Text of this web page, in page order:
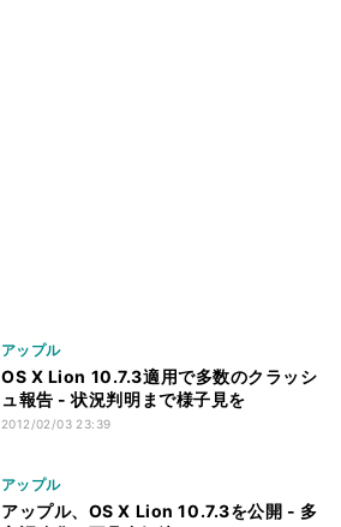
アップル
OS X Lion 10.7.3適用で多数のクラッシ
ュ報告 - 状況判明まで様子見を
2012/02/03 23:39
アップル
アップル、OS X Lion 10.7.3を公開 - 多